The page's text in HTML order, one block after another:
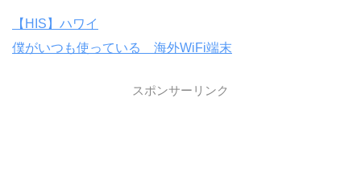
【HIS】ハワイ
僕がいつも使っている 海外WiFi端末
スポンサーリンク